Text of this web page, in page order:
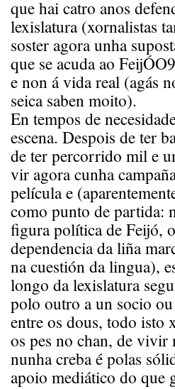
que hai catro anos
lexislatura (xornalistas
soster agora unha
que se acuda ao
e non á vida real (agás
seica saben moito).
En tempos de
escena. Despois de ter
de ter percorrido mil e
vir agora cunha
película e
como punto de partida:
figura política de Feijó,
dependencia da liña
na cuestión da lingua),
longo da lexislatura
polo outro a un socio
entre os dous, todo isto
os pes no chan, de
nunha creba é polas
apoio mediático do que